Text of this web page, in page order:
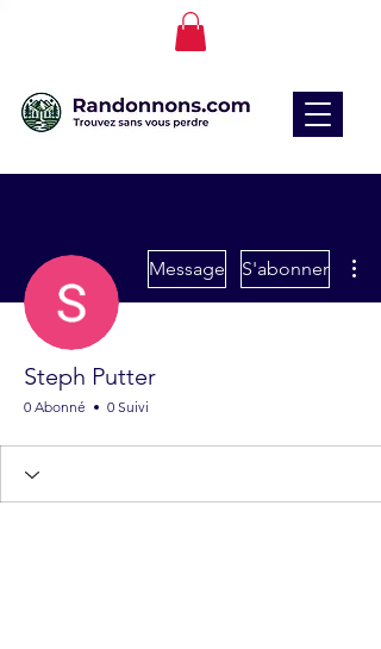
Message S'abonner
Steph Putter
0 Abonné 0 Suivi